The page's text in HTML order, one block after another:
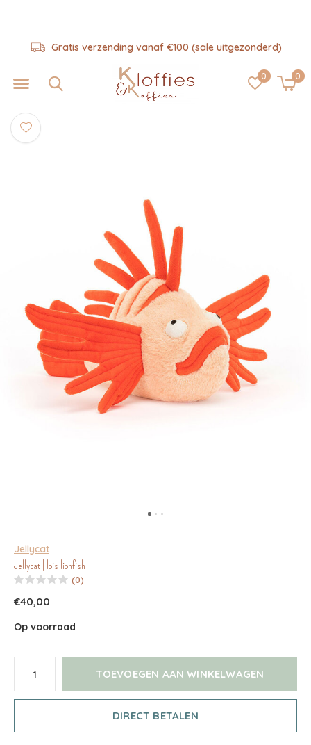
0 0
Gratis verzending vanaf €100 (sale uitgezonderd)
Jellycat
Jellycat | lois lionfish
(0)
€40,00
Op voorraad
TOEVOEGEN AAN WINKELWAGEN
DIRECT BETALEN